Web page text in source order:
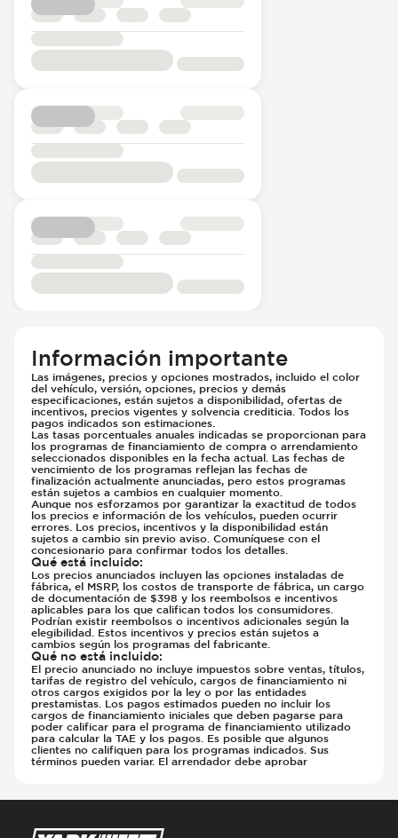
Información importante
Las imágenes, precios y opciones mostrados, incluido el color
del vehículo, versión, opciones, precios y demás
especificaciones, están sujetos a disponibilidad, ofertas de
incentivos, precios vigentes y solvencia crediticia. Todos los
pagos indicados son estimaciones.
Las tasas porcentuales anuales indicadas se proporcionan para
los programas de financiamiento de compra o arrendamiento
seleccionados disponibles en la fecha actual. Las fechas de
vencimiento de los programas reflejan las fechas de
finalización actualmente anunciadas, pero estos programas
están sujetos a cambios en cualquier momento.
Aunque nos esforzamos por garantizar la exactitud de todos
los precios e información de los vehículos, pueden ocurrir
errores. Los precios, incentivos y la disponibilidad están
sujetos a cambio sin previo aviso. Comuníquese con el
concesionario para confirmar todos los detalles.
Qué está incluido:
Los precios anunciados incluyen las opciones instaladas de
fábrica, el MSRP, los costos de transporte de fábrica, un cargo
de documentación de $398 y los reembolsos e incentivos
aplicables para los que califican todos los consumidores.
Podrían existir reembolsos o incentivos adicionales según la
elegibilidad. Estos incentivos y precios están sujetos a
cambios según los programas del fabricante.
Qué no está incluido:
El precio anunciado no incluye impuestos sobre ventas, títulos,
tarifas de registro del vehículo, cargos de financiamiento ni
otros cargos exigidos por la ley o por las entidades
prestamistas. Los pagos estimados pueden no incluir los
cargos de financiamiento iniciales que deben pagarse para
poder calificar para el programa de financiamiento utilizado
para calcular la TAE y los pagos. Es posible que algunos
clientes no califiquen para los programas indicados. Sus
términos pueden variar. El arrendador debe aprobar